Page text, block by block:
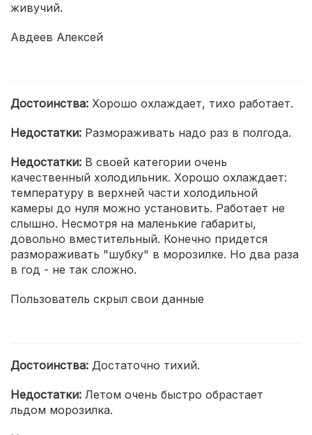
живучий.
Авдеев Алексей
Достоинства: Хорошо охлаждает, тихо работает.
Недостатки: Размораживать надо раз в полгода.
Недостатки: В своей категории очень
качественный холодильник. Хорошо охлаждает:
температуру в верхней части холодильной
камеры до нуля можно установить. Работает не
слышно. Несмотря на маленькие габариты,
довольно вместительный. Конечно придется
размораживать "шубку" в морозилке. Но два раза
в год - не так сложно.
Пользователь скрыл свои данные
Достоинства: Достаточно тихий.
Недостатки: Летом очень быстро обрастает
льдом морозилка.